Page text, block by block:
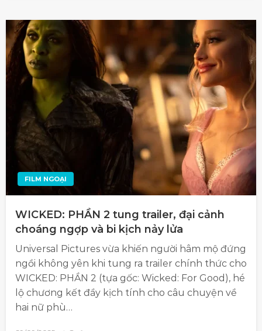
FILM NGOẠI
WICKED: PHẦN 2 tung trailer, đại cảnh
choáng ngợp và bi kịch nảy lửa
Universal Pictures vừa khiến người hâm mộ đứng
ngồi không yên khi tung ra trailer chính thức cho
WICKED: PHẦN 2 (tựa gốc: Wicked: For Good), hé
lộ chương kết đầy kịch tính cho câu chuyện về
hai nữ phù…